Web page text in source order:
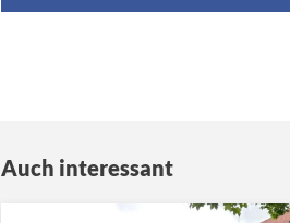
Auch interessant